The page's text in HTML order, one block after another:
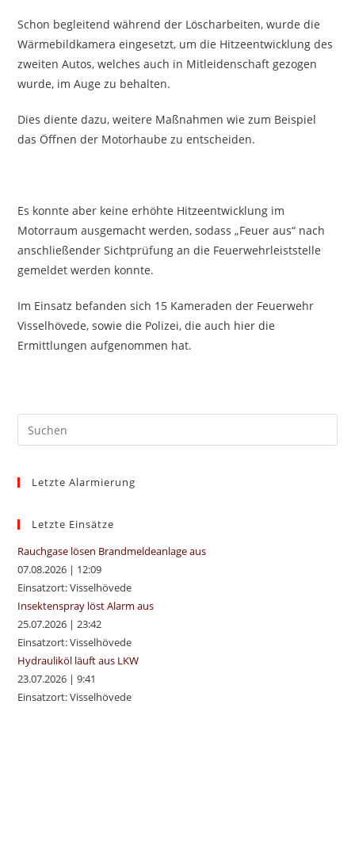
Schon begleitend während der Löscharbeiten, wurde die
Wärmebildkamera eingesetzt, um die Hitzeentwicklung des
zweiten Autos, welches auch in Mitleidenschaft gezogen
wurde, im Auge zu behalten.
Dies diente dazu, weitere Maßnahmen wie zum Beispiel
das Öffnen der Motorhaube zu entscheiden.
Es konnte aber keine erhöhte Hitzeentwicklung im
Motorraum ausgemacht werden, sodass „Feuer aus“ nach
anschließender Sichtprüfung an die Feuerwehrleiststelle
gemeldet werden konnte.
Im Einsatz befanden sich 15 Kameraden der Feuerwehr
Visselhövede, sowie die Polizei, die auch hier die
Ermittlungen aufgenommen hat.
Letzte Alarmierung
Letzte Einsätze
Rauchgase lösen Brandmeldeanlage aus
07.08.2026 | 12:09
Einsatzort: Visselhövede
Insektenspray löst Alarm aus
25.07.2026 |23:42
Einsatzort: Visselhövede
Hydrauliköl läuft aus LKW
23.07.2026 |9:41
Einsatzort: Visselhövede